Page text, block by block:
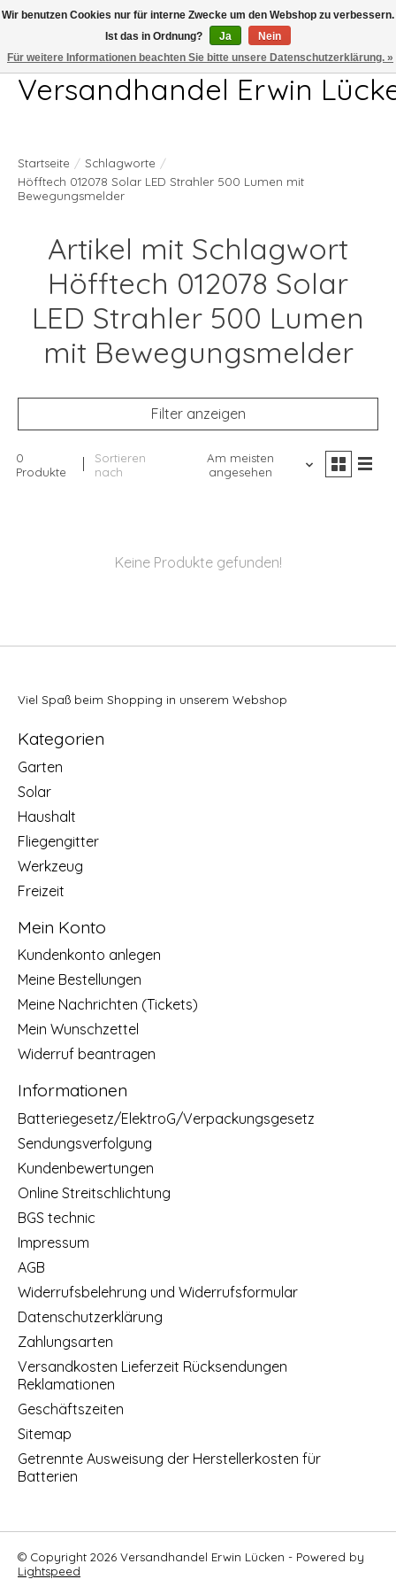
Telefon 04407 715872 MO-DO 7.00-17.00Uhr FR 7.00-13.00Uhr
Versandhandel Erwin
Startseite / Schlagworte /
Höfftech 012078 Solar LED Strahler 500 Lumen mit
Bewegungsmelder
Artikel mit Schlagwort
Höfftech 012078 Solar
LED Strahler 500 Lumen
mit Bewegungsmelder
Filter anzeigen
0
Produkte
Sortieren
nach
Am meisten
angesehen
Keine Produkte gefunden!
Viel Spaß beim Shopping in unserem Webshop
Kategorien
Garten
Solar
Haushalt
Fliegengitter
Werkzeug
Freizeit
Mein Konto
Kundenkonto anlegen
Meine Bestellungen
Meine Nachrichten (Tickets)
Mein Wunschzettel
Widerruf beantragen
Informationen
Batteriegesetz/ElektroG/Verpackungsgesetz
Sendungsverfolgung
Kundenbewertungen
Online Streitschlichtung
BGS technic
Impressum
AGB
Widerrufsbelehrung und Widerrufsformular
Datenschutzerklärung
Zahlungsarten
Versandkosten Lieferzeit Rücksendungen
Reklamationen
Geschäftszeiten
Sitemap
Getrennte Ausweisung der Herstellerkosten für
Batterien
© Copyright 2026 Versandhandel Erwin Lücken - Powered by
Lightspeed
Wir benutzen Cookies nur für interne Zwecke um den Webshop zu verbessern.
Ist das in Ordnung?
Ja
Nein
Für weitere Informationen beachten Sie bitte unsere Datenschutzerklärung. »